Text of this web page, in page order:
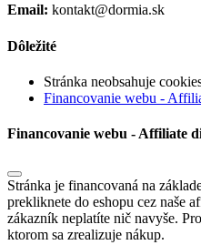
Email: kontakt@dormia.sk
Dôležité
Stránka neobsahuje
Financovanie webu -
Financovanie webu - Affiliate
Stránka je financovaná na
prekliknete do eshopu cez naše
zákazník neplatíte nič navyše.
ktorom sa zrealizuje nákup.